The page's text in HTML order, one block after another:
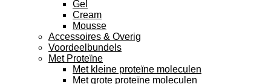
Gel
Cream
Mousse
Accessoires & Overig
Voordeelbundels
Met Proteïne
Met kleine proteïne moleculen
Met grote proteïne moleculen